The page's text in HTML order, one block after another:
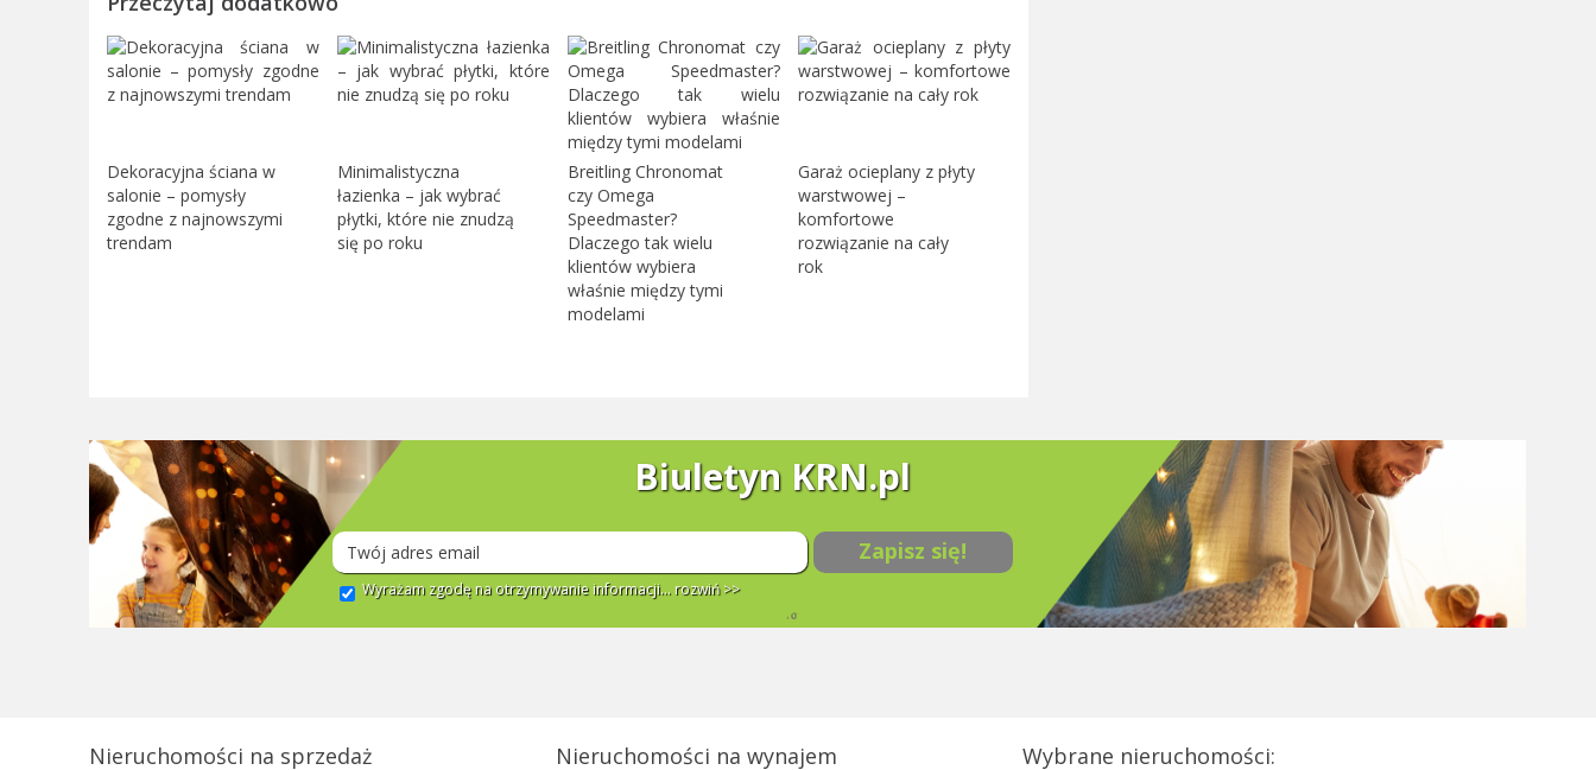
Dekoracyjna ściana w
salonie – pomysły
zgodne z najnowszymi
trendam
Minimalistyczna
łazienka – jak wybrać
płytki, które nie znudzą
się po roku
Breitling Chronomat
czy Omega
Speedmaster?
Dlaczego tak wielu
klientów wybiera
właśnie między tymi
modelami
Garaż ocieplany z płyty
warstwowej –
komfortowe
rozwiązanie na cały
rok
Biuletyn KRN.pl
Zapisz się!
Wyrażam zgodę na otrzymywanie informacji... rozwiń >>
Nieruchomości na sprzedaż Nieruchomości na wynajem Wybrane nieruchomości: